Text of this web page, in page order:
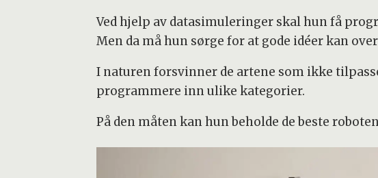
Ved hjelp av datasimuleringer skal hun få
Men da må hun sørge for at gode idéer kan
I naturen forsvinner de artene som ikke
programmere inn ulike kategorier.
På den måten kan hun beholde de beste